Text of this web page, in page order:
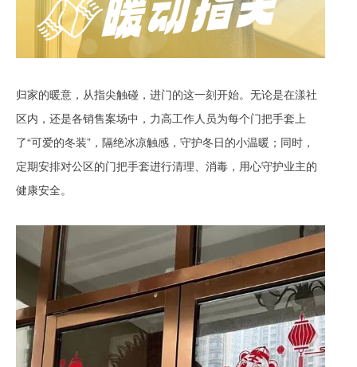
归家的暖意，从指尖触碰，进门的这一刻开始。无论是在漾社
区内，还是各销售案场中，力高工作人员为每个门把手套上
了“可爱的冬装”，隔绝冰凉触感，守护冬日的小温暖；同时，
定期安排对公区的门把手套进行清理、消毒，用心守护业主的
健康安全。